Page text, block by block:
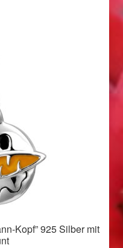
Kopf” 925 Silber mit